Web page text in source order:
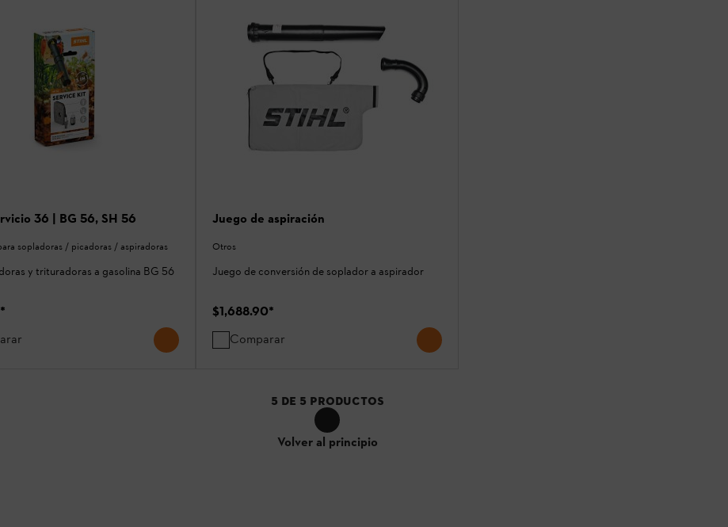
36 | BG 56, SH 56
sopladoras / picadoras / aspiradoras
y trituradoras a gasolina BG 56
*
Juego de aspiración
Otros
Juego de conversión de soplador a aspirador
$1,688.90*
Comparar
5 DE 5 PRODUCTOS
Volver al principio